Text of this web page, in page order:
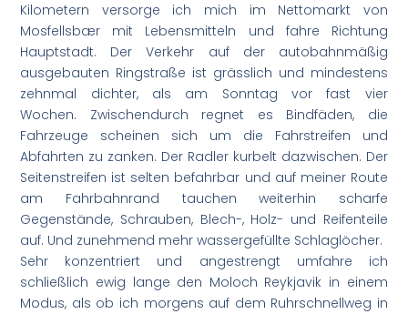
Kilometern versorge ich mich im Nettomarkt von
Mosfellsbær mit Lebensmitteln und fahre Richtung
Hauptstadt. Der Verkehr auf der autobahnmäßig
ausgebauten Ringstraße ist grässlich und mindestens
zehnmal dichter, als am Sonntag vor fast vier
Wochen. Zwischendurch regnet es Bindfäden, die
Fahrzeuge scheinen sich um die Fahrstreifen und
Abfahrten zu zanken. Der Radler kurbelt dazwischen. Der
Seitenstreifen ist selten befahrbar und auf meiner Route
am Fahrbahnrand tauchen weiterhin scharfe
Gegenstände, Schrauben, Blech-, Holz- und Reifenteile
auf. Und zunehmend mehr wassergefüllte Schlaglöcher.
Sehr konzentriert und angestrengt umfahre ich
schließlich ewig lange den Moloch Reykjavik in einem
Modus, als ob ich morgens auf dem Ruhrschnellweg in